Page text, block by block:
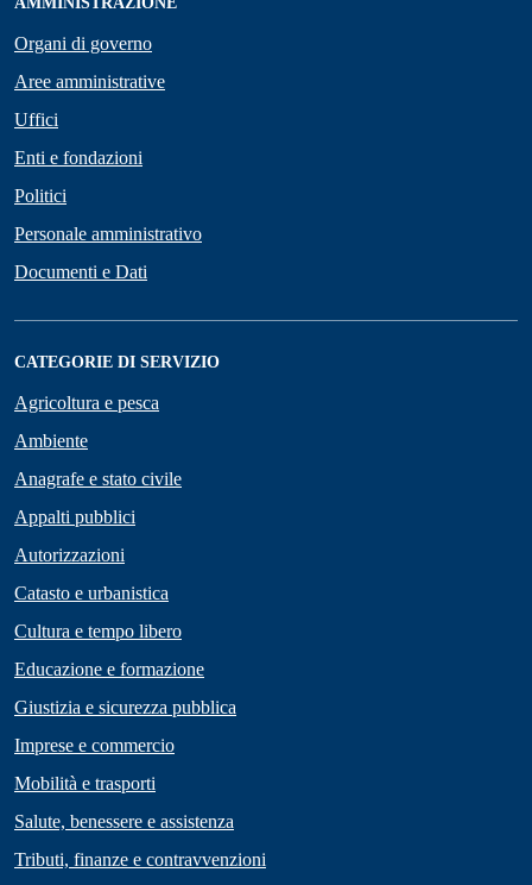
Organi di governo
Aree amministrative
Uffici
Enti e fondazioni
Politici
Personale amministrativo
Documenti e Dati
CATEGORIE DI SERVIZIO
Agricoltura e pesca
Ambiente
Anagrafe e stato civile
Appalti pubblici
Autorizzazioni
Catasto e urbanistica
Cultura e tempo libero
Educazione e formazione
Giustizia e sicurezza pubblica
Imprese e commercio
Mobilità e trasporti
Salute, benessere e assistenza
Tributi, finanze e contravvenzioni